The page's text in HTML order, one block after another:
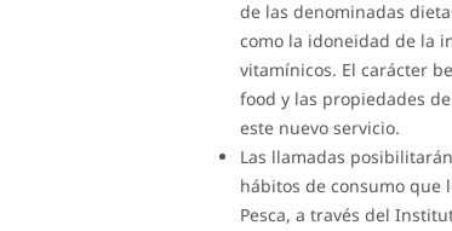
de las denominadas
como la idoneidad de la
vitamínicos. El carácter
food y las propiedades
este nuevo servicio.
Las llamadas
hábitos de consumo que
Pesca, a través del